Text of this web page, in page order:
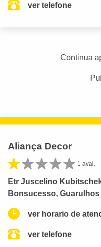
ver telefone
Continua
Aliança Decor
1 aval.
Etr Juscelino
Bonsucesso, Guarulhos
ver horario de
ver telefone